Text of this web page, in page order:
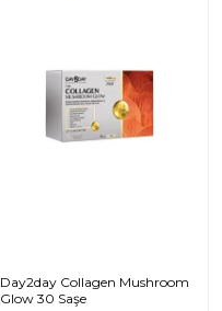
Day2day Collagen Mushroom
Glow 30 Saşe